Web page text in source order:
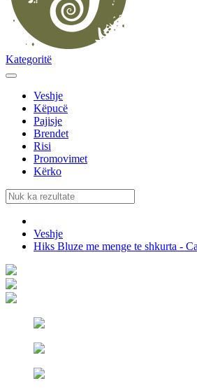
Kategoritë
Veshje
Këpucë
Pajisje
Brendet
Risi
Promovimet
Kërko
Veshje
Hiks Bluze me menge te shkurta -